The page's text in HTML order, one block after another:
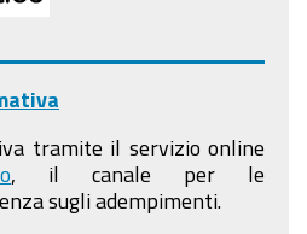
tramite il servizio online
, il canale per le
sugli adempimenti.